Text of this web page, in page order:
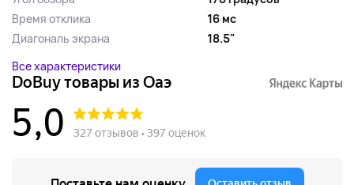
Время отклика
16 мс
Диагональ экрана
18.5"
Все характеристики